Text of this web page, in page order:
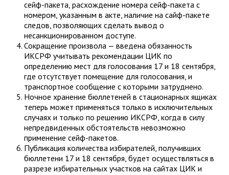
сейф-пакета, расхождение номера сейф-пакета с
номером, указанным в акте, наличие на сайф-пакете
следов, позволяющих сделать вывод о
несанкционированном доступе.
Сокращение произвола — введена обязанность
ИКСРФ учитывать рекомендации ЦИК по
определению мест для голосования 17 и 18 сентября,
где отсутствует помещение для голосования, и
транспортное сообщение с которыми затруднено.
Ночное хранение бюллетеней в стационарных ящиках
теперь может применяться только в исключительных
случаях и только по решению ИКСРФ, когда в силу
непредвиденных обстоятельств невозможно
применение сейф-пакетов.
Публикация количества избирателей, получивших
бюллетени 17 и 18 сентября, будет осуществляться в
разрезе избирательных участков на сайтах ЦИК и